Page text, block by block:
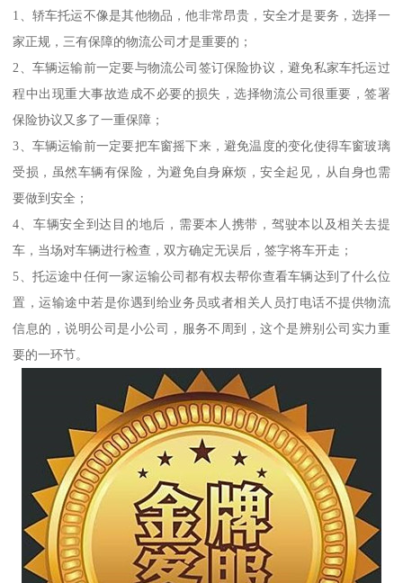
1、轿车托运不像是其他物品，他非常昂贵，安全才是要务，选择一
家正规，三有保障的物流公司才是重要的；
2、车辆运输前一定要与物流公司签订保险协议，避免私家车托运过
程中出现重大事故造成不必要的损失，选择物流公司很重要，签署
保险协议又多了一重保障；
3、车辆运输前一定要把车窗摇下来，避免温度的变化使得车窗玻璃
受损，虽然车辆有保险，为避免自身麻烦，安全起见，从自身也需
要做到安全；
4、车辆安全到达目的地后，需要本人携带，驾驶本以及相关去提
车，当场对车辆进行检查，双方确定无误后，签字将车开走；
5、托运途中任何一家运输公司都有权去帮你查看车辆达到了什么位
置，运输途中若是你遇到给业务员或者相关人员打电话不提供物流
信息的，说明公司是小公司，服务不周到，这个是辨别公司实力重
要的一环节。